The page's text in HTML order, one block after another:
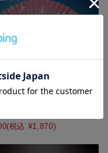
扇子 桜とうさぎ★日本
みやげ）や記念品に！英
(税込 ¥1,870)